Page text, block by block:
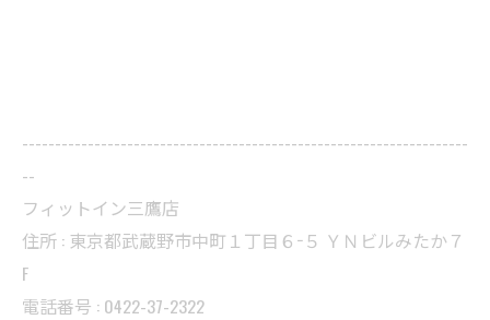
--------------------------------------------------------------------
--
フィットイン三鷹店
住所 : 東京都武蔵野市中町１丁目６−５ ＹＮビルみたか７
F
電話番号 : 0422-37-2322